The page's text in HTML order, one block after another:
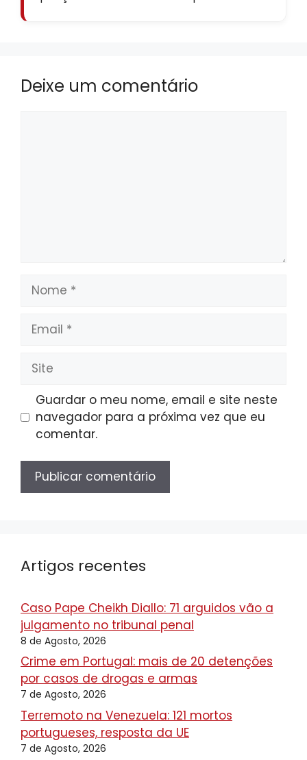
Deixe um comentário
Nome
Email
Site
Guardar o meu nome, email e site neste
navegador para a próxima vez que eu
comentar.
Artigos recentes
Caso Pape Cheikh Diallo: 71 arguidos vão a
julgamento no tribunal penal
8 de Agosto, 2026
Crime em Portugal: mais de 20 detenções
por casos de drogas e armas
7 de Agosto, 2026
Terremoto na Venezuela: 121 mortos
portugueses, resposta da UE
7 de Agosto, 2026